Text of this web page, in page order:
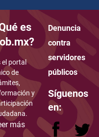
google map in website
es
el portal
de
y
más
Denuncia
contra
servidores
públicos
Síguenos
en: